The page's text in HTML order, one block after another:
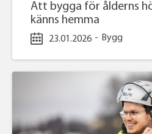
Att bygga för ålderns
känns hemma
23.01.2026 - Bygg